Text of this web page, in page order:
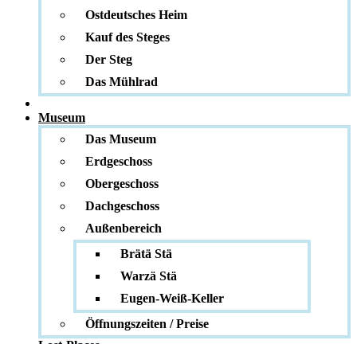
Ostdeutsches Heim
Kauf des Steges
Der Steg
Das Mühlrad
Museum
Das Museum
Erdgeschoss
Obergeschoss
Dachgeschoss
Außenbereich
Brätä Stä
Warzä Stä
Eugen-Weiß-Keller
Öffnungszeiten / Preise